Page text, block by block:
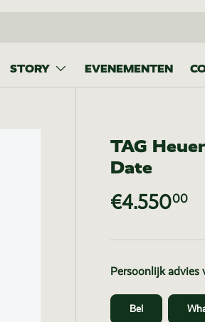
STORY EVENEMENTEN
TAG
Date
€4.55000
Persoonlijk advies
Bel